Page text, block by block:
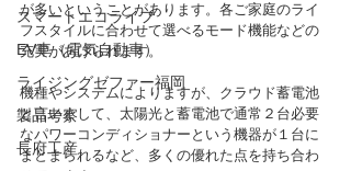
スマートエコライフ
EV車（電気自動車）
ライジングゼファー福岡
製品考察
長府工産
が多いということがあります。各ご家庭のライ
フスタイルに合わせて選べるモード機能などの
充実があげられます。
機種やシステムによりますが、クラウド蓄電池
と言いまして、太陽光と蓄電池で通常２台必要
なパワーコンディショナーという機器が１台に
まとまられるなど、多くの優れた点を持ち合わ